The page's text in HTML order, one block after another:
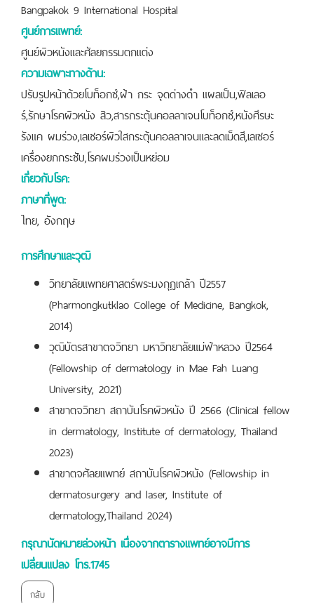
Bangpakok 9 International Hospital
ศูนย์การแพทย์:
ศูนย์ผิวหนังและศัลยกรรมตกแต่ง
ความเฉพาะทางด้าน:
ปรับรูปหน้าด้วยโบท็อกซ์,ฝ้า กระ จุดด่างดำ แผลเป็น,ฟิลเลอ
ร์,รักษาโรคผิวหนัง สิว,สารกระตุ้นคอลลาเจนโบท็อกซ์,หนังศีรษะ
รังแค ผมร่วง,เลเซอร์ผิวใสกระตุ้นคอลลาเจนและลดเม็ดสี,เลเซอร์
เครื่องยกกระชับ,โรคผมร่วงเป็นหย่อม
เกี่ยวกับโรค:
ภาษาที่พูด:
ไทย, อังกฤษ
การศึกษาและวุฒิ
วิทยาลัยแพทยศาสตร์พระมงกุฎเกล้า ปี2557
(Pharmongkutklao College of Medicine, Bangkok,
2014)
วุฒิบัตรสาขาตจวิทยา มหาวิทยาลัยแม่ฟ้าหลวง ปี2564
(Fellowship of dermatology in Mae Fah Luang
University, 2021)
สาขาตจวิทยา สถาบันโรคผิวหนัง ปี 2566 (Clinical fellow
in dermatology, Institute of dermatology, Thailand
2023)
สาขาตจศัลยแพทย์ สถาบันโรคผิวหนัง (Fellowship in
dermatosurgery and laser, Institute of
dermatology,Thailand 2024)
กรุณานัดหมายล่วงหน้า เนื่องจากตารางแพทย์อาจมีการ
เปลี่ยนแปลง โทร.1745
กลับ